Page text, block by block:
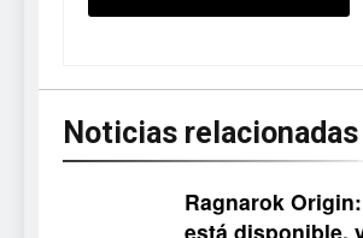
Noticias relacionadas
Ragnarok
está disponible,